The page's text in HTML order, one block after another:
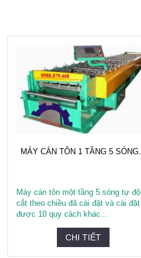
MÁY CÁN TÔN 1 TẦNG 5 SÓNG...
Máy cán tôn một tầng 5 sóng tự
cắt theo chiều đã cài đặt và cài đặt
được 10 quy cách khác...
CHI TIẾT